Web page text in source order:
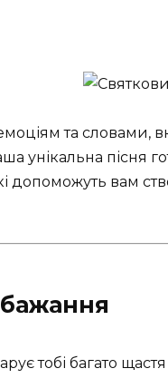
та словами,
унікальна пісня
допоможуть вам
тобі багато щастя